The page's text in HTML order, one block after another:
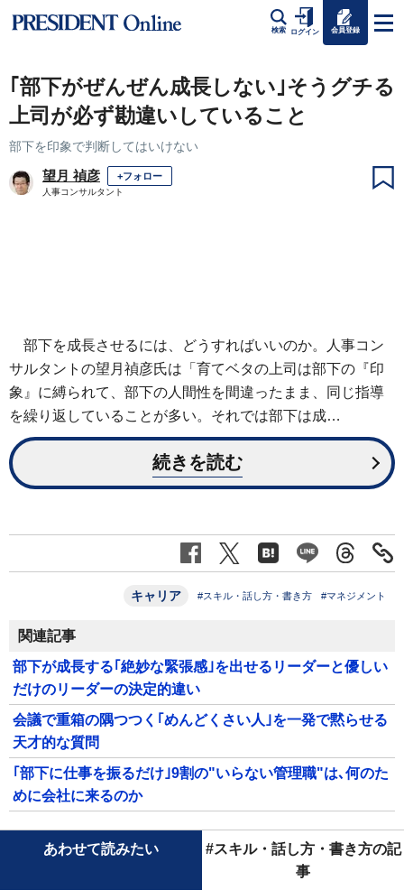
検索 ログイン 会員登録
｢部下がぜんぜん成長しない｣そうグチる
上司が必ず勘違いしていること
部下を印象で判断してはいけない
望月 禎彦 +フォロー
人事コンサルタント
部下を成長させるには、どうすればいいのか。人事コン
サルタントの望月禎彦氏は「育てベタの上司は部下の『印
象』に縛られて、部下の人間性を間違ったまま、同じ指導
を繰り返していることが多い。それでは部下は成…
続きを読む
キャリア #スキル・話し方・書き方 #マネジメント
関連記事
部下が成長する｢絶妙な緊張感｣を出せるリーダーと優しい
だけのリーダーの決定的違い
会議で重箱の隅つつく｢めんどくさい人｣を一発で黙らせる
天才的な質問
｢部下に仕事を振るだけ｣9割の"いらない管理職"は､何のた
めに会社に来るのか
あわせて読みたい
#スキル・話し方・書き方の記
事